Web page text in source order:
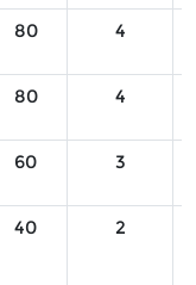
80 4
80 4
60 3
40 2